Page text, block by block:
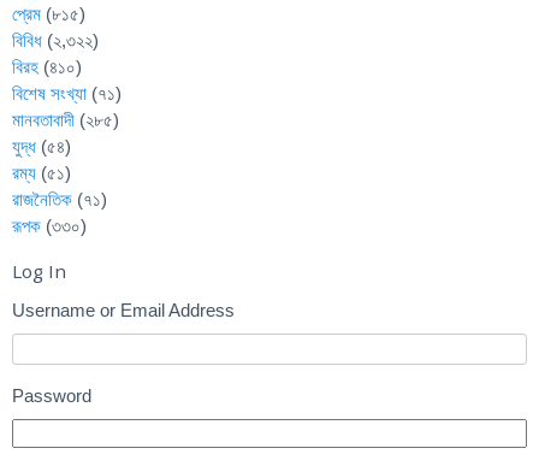
প্রেম (৮১৫)
বিবিধ (২,৩২২)
বিরহ (৪১০)
বিশেষ সংখ্যা (৭১)
মানবতাবাদী (২৮৫)
যুদ্ধ (৫৪)
রম্য (৫১)
রাজনৈতিক (৭১)
রূপক (৩৩০)
Log In
Username or Email Address
Password